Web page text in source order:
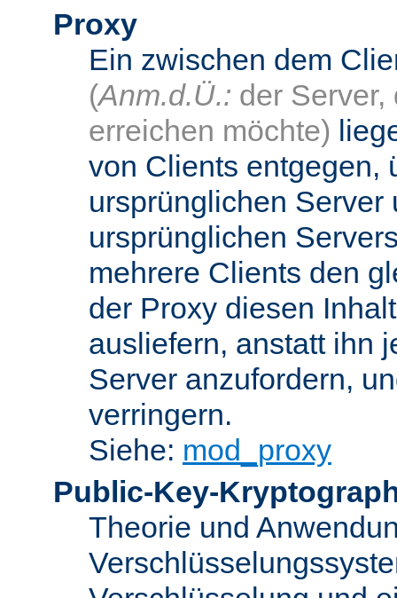
Proxy
Ein zwischen dem
(Anm.d.Ü.: der
erreichen möchte)
von Clients entgegen,
ursprünglichen Server
ursprünglichen
mehrere Clients den
der Proxy diesen
ausliefern, anstatt ihn
Server anzufordern,
verringern.
Siehe: mod_proxy
Public-Key-
Theorie und